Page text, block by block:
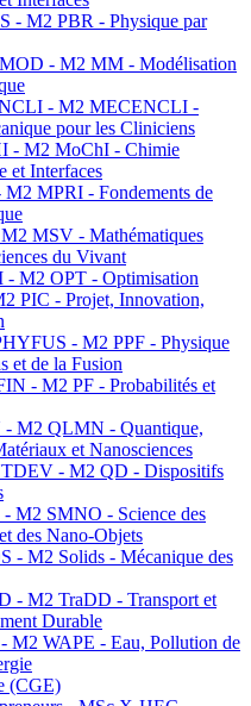
- M2 PBR - Physique par
- M2 MM - Modélisation
- M2 MECENCLI -
pour les Cliniciens
- M2 MoChI - Chimie
et Interfaces
MPRI - Fondements de
MSV - Mathématiques
du Vivant
M2 OPT - Optimisation
PIC - Projet, Innovation,
- M2 PPF - Physique
et de la Fusion
- M2 PF - Probabilités et
M2 QLMN - Quantique,
et Nanosciences
- M2 QD - Dispositifs
M2 SMNO - Science des
des Nano-Objets
- M2 Solids - Mécanique des
- M2 TraDD - Transport et
Durable
M2 WAPE - Eau, Pollution de
(CGE)